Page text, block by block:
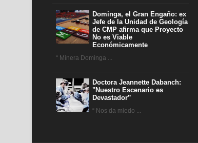
Dominga, el Gran Engaño: ex
Jefe de la Unidad de Geología
de CMP afirma que Proyecto
No es Viable
Económicamente
“ Minera Dominga ...
Doctora Jeannette Dabanch:
"Nuestro Escenario es
Devastador”
“ Nos da miedo ...